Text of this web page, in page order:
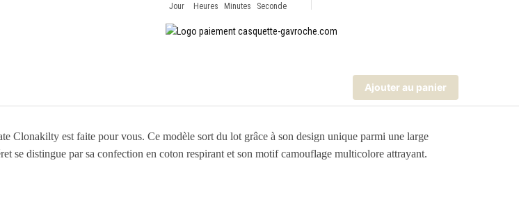
Jour Heures Minutes Seconde
Ajouter au panier
Clonakilty est faite pour vous. Ce modèle sort du lot grâce à son design unique parmi une large
se distingue par sa confection en coton respirant et son motif camouflage multicolore attrayant.